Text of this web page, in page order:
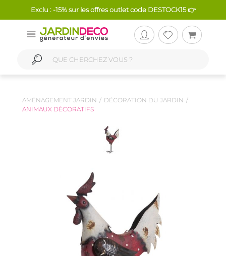
Exclu : -15% sur les offres outlet code DESTOCK15 👉
AMÉNAGEMENT JARDIN
DÉCORATION DU JARDIN
ANIMAUX DÉCORATIFS